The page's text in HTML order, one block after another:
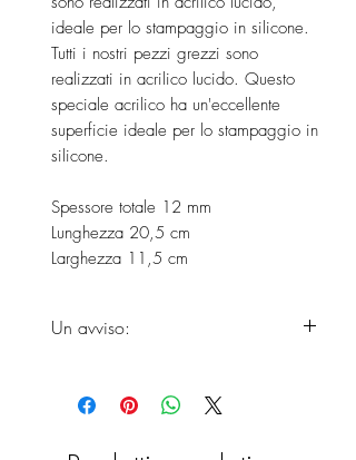
ideale per lo stampaggio in silicone.
Tutti i nostri pezzi grezzi sono
realizzati in acrilico lucido. Questo
speciale acrilico ha un'eccellente
superficie ideale per lo stampaggio in
silicone.
Spessore totale 12 mm
Lunghezza 20,5 cm
Larghezza 11,5 cm
Un avviso:
prodotti non arriveranno prima della
il prodotto è appena fatto a mano.